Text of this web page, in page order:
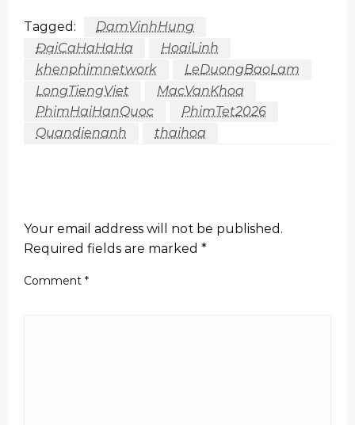
Tagged:
DamVinhHung
ĐạiCaHaHaHa
HoaiLinh
khenphimnetwork
LeDuongBaoLam
LongTiengViet
MacVanKhoa
PhimHaiHanQuoc
PhimTet2026
Quandienanh
thaihoa
Your email address will not be published.
Required fields are marked *
Comment *